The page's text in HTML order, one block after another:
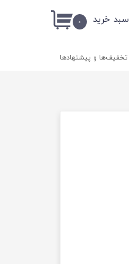
۰ سبد خرید
تخفیف‌ها و پیشنهادها